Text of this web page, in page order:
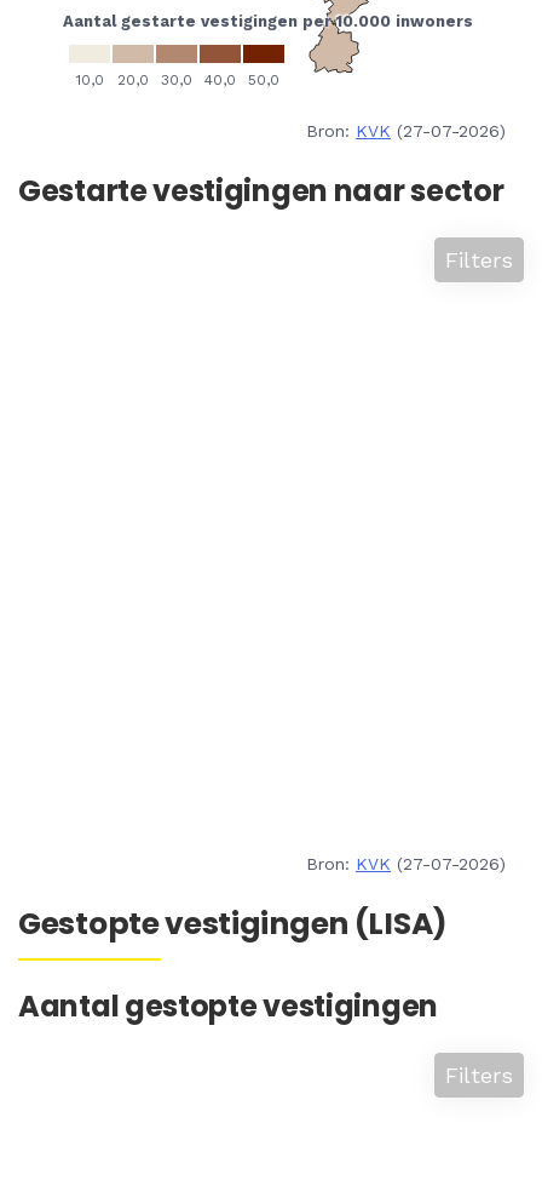
Bron: KVK (27-07-2026)
Gestarte vestigingen naar sector
Filters
Bron: KVK (27-07-2026)
Gestopte vestigingen (LISA)
Aantal gestopte vestigingen
Filters